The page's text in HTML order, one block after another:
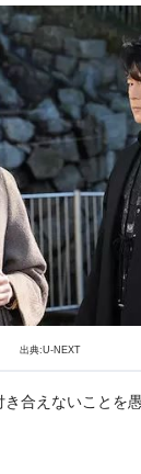
出典:U-NEXT
合えないことを